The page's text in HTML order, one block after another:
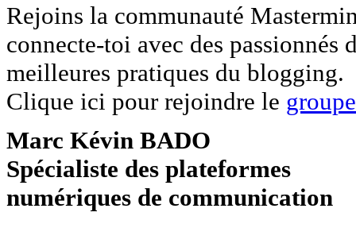
Rejoins la communauté
connecte-toi avec des passionnés
meilleures pratiques du blogging.
Clique ici pour rejoindre le
Marc Kévin BADO
Spécialiste des plateformes
numériques de communication